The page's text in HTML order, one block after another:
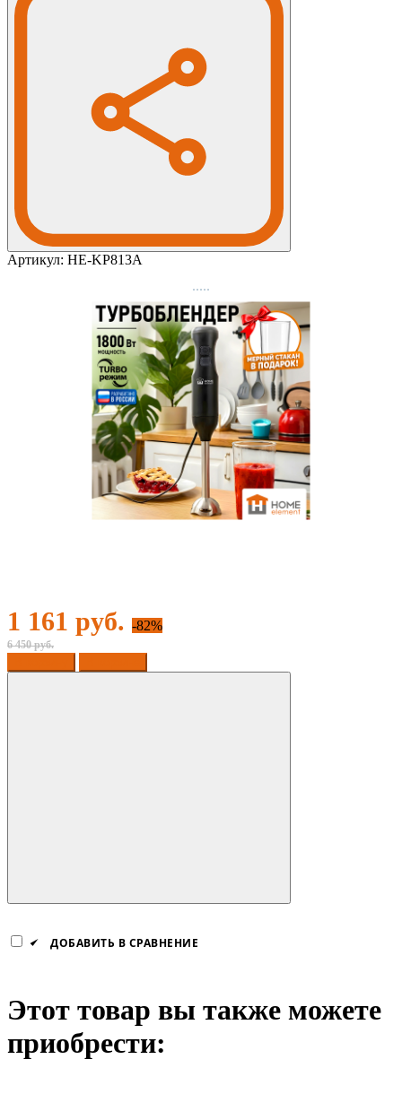
Артикул: HE-KP813A
1 161 руб. -82%
6 450 руб.
ДОБАВИТЬ В СРАВНЕНИЕ
Этот товар вы также можете
приобрести: